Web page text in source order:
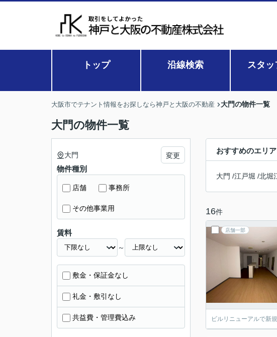
トップ 沿線検索 スタッ
大阪市でテナント情報をお探しなら神戸と大阪の不動産 大門の物件一覧
大門の物件一覧
おすすめのエリア
大門 /江戸堀 /北堀
16件
店舗一部
ビルリニューアルで新
大門 変更
物件種別
店舗 事務所
その他事業用
賃料
～
敷金・保証金なし
礼金・敷引なし
共益費・管理費込み